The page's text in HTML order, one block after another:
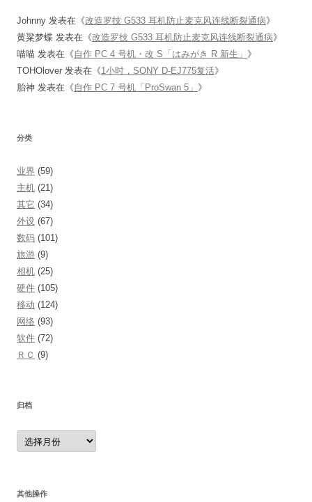
Johnny 发表在《改造罗技 G533 耳机防止麦克风连线断裂通病》
黄粱梦蝶 发表在《改造罗技 G533 耳机防止麦克风连线断裂通病》
喵喵 发表在《自作 PC 4 号机・改 S「はみがき R 新生」 》
TOHOlover 发表在《1小时，SONY D-EJ775复活》
胎神 发表在《自作 PC 7 号机「ProSwan 5」 》
分类
业界 (59)
主机 (21)
其它 (34)
外设 (67)
数码 (101)
旅游 (9)
相机 (25)
硬件 (105)
移动 (124)
网络 (93)
软件 (72)
ＲＣ (9)
归档
归
档
其他操作